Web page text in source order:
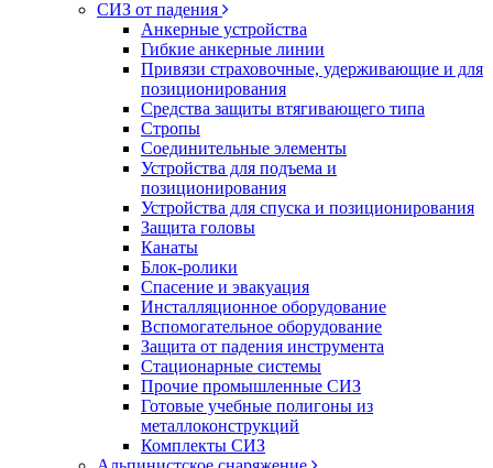
СИЗ от падения
Анкерные устройства
Гибкие анкерные линии
Привязи страховочные, удерживающие и для
позиционирования
Средства защиты втягивающего типа
Стропы
Соединительные элементы
Устройства для подъема и
позиционирования
Устройства для спуска и позиционирования
Защита головы
Канаты
Блок-ролики
Спасение и эвакуация
Инсталляционное оборудование
Вспомогательное оборудование
Защита от падения инструмента
Стационарные системы
Прочие промышленные СИЗ
Готовые учебные полигоны из
металлоконструкций
Комплекты СИЗ